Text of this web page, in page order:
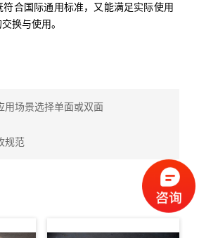
合国际通用标准，又能满足实际使用
换与使用。
用场景选择单面或双面
规范